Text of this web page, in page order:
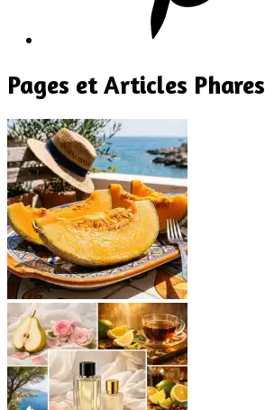
Pages et Articles Phares